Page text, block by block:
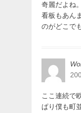
奇麗だよね
看板もあん
のがどこで
ここ連続で
ぱり僕も町